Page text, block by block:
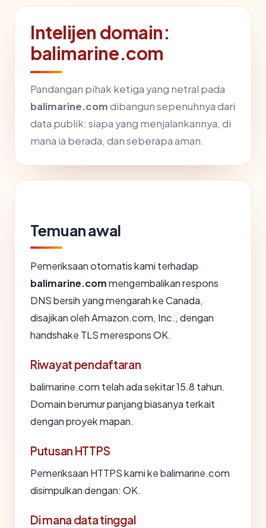
Intelijen domain:
balimarine.com
Pandangan pihak ketiga yang netral pada
balimarine.comdibangun sepenuhnya dari
data publik: siapa yang menjalankannya, di
mana ia berada, dan seberapa aman.
Temuan awal
Pemeriksaan otomatis kami terhadap
balimarine.commengembalikan respons
DNS bersih yang mengarah ke Canada,
disajikan oleh Amazon.com, Inc., dengan
handshake TLS merespons OK.
Riwayat pendaftaran
balimarine.com telah ada sekitar 15.8 tahun.
Domain berumur panjang biasanya terkait
dengan proyek mapan.
Putusan HTTPS
Pemeriksaan HTTPS kami ke balimarine.com
disimpulkan dengan: OK.
Di mana data tinggal